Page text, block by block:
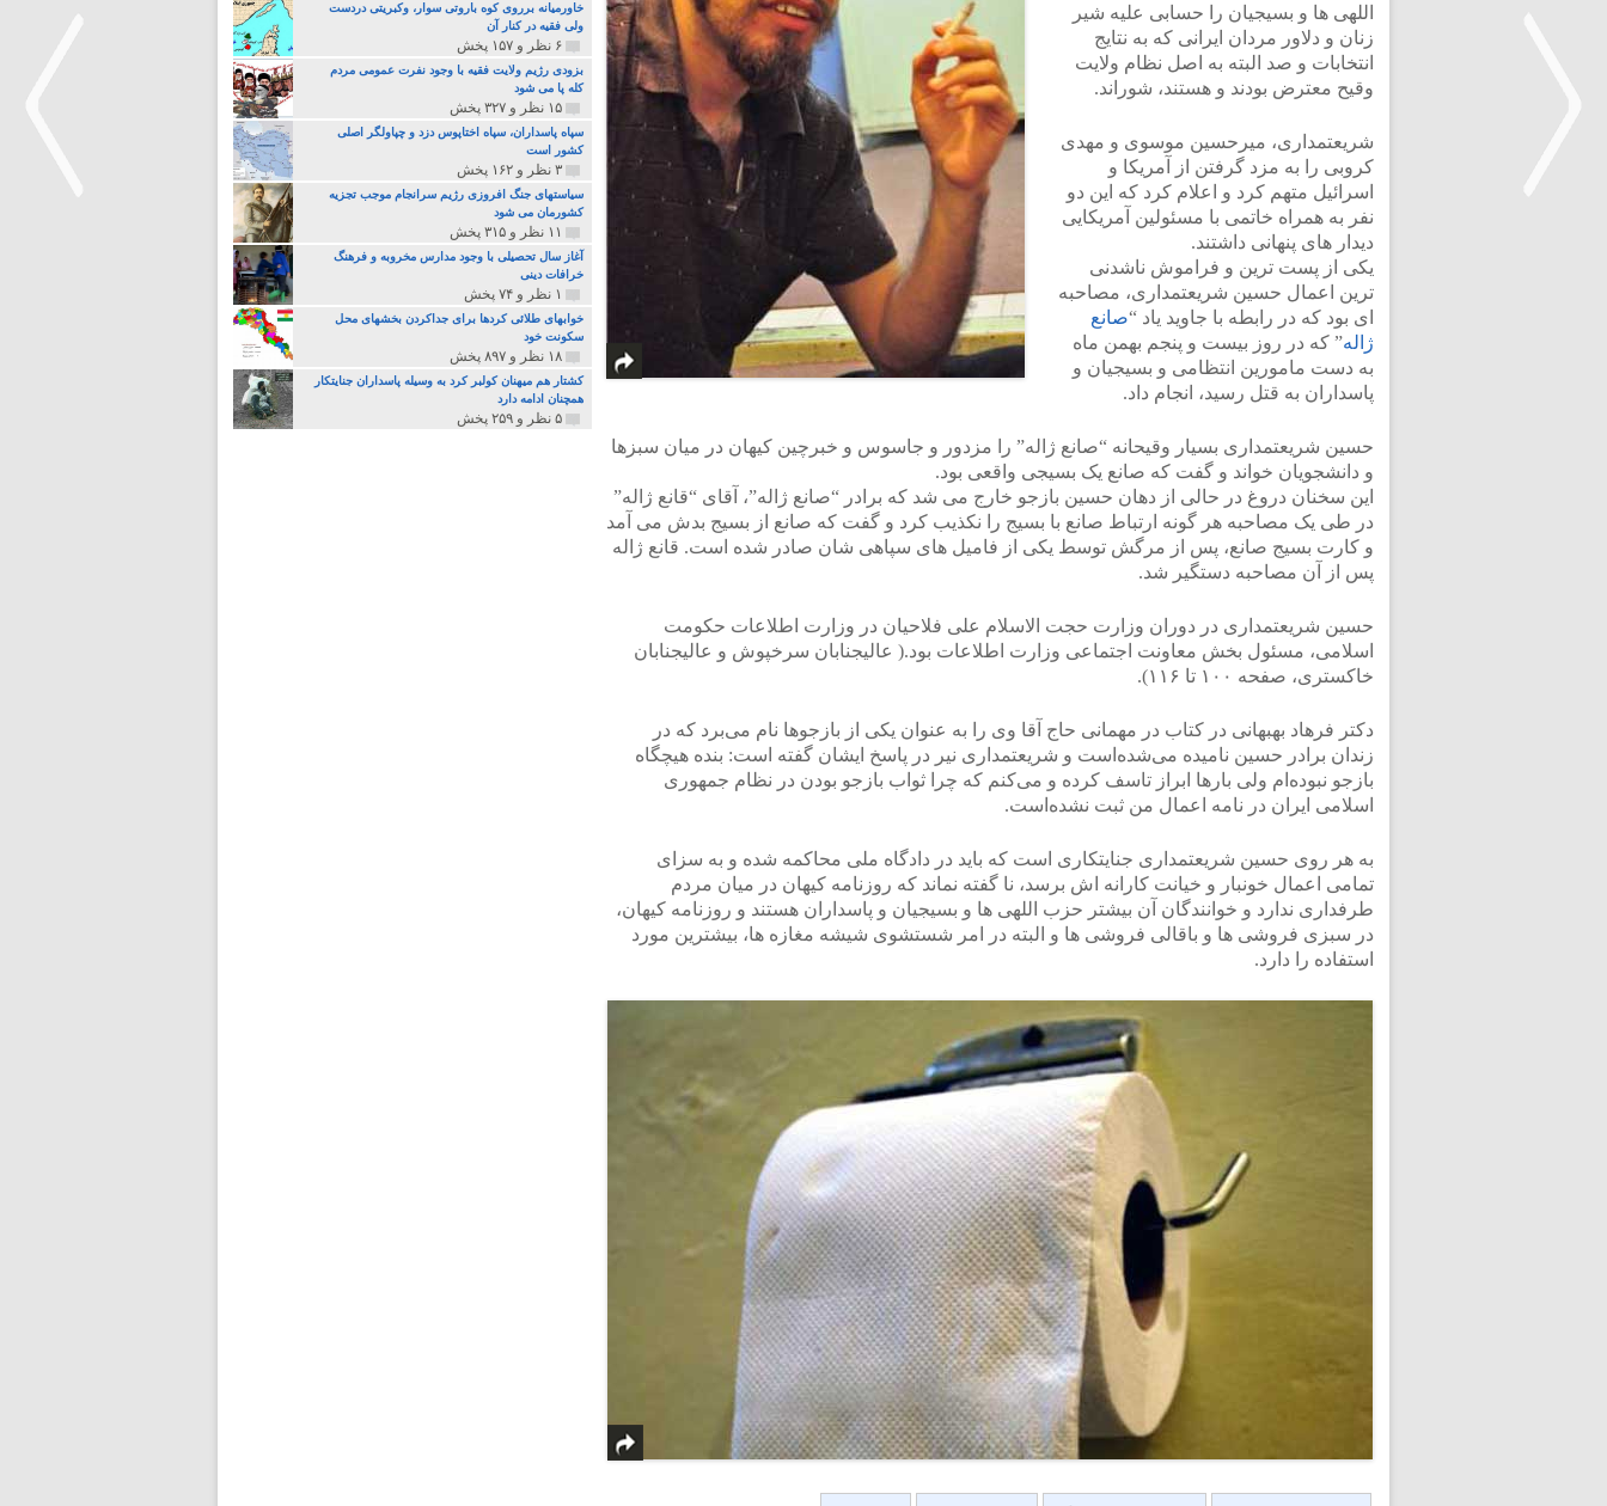
اللهی ها و بسیجیان را حسابی علیه شیر
زنان و دلاور مردان ایرانی که به نتایج
انتخابات و صد البته به اصل نظام ولایت
وقیح معترض بودند و هستند، شوراند.
شریعتمداری، میرحسین موسوی و مهدی
کروبی را به مزد گرفتن از آمریکا و
اسرائیل متهم کرد و اعلام کرد که این دو
نفر به همراه خاتمی با مسئولین آمریکایی
دیدار های پنهانی داشتند.
یکی از پست ترین و فراموش ناشدنی
ترین اعمال حسین شریعتمداری، مصاحبه
ای بود که در رابطه با جاوید یاد “صانع
ژاله” که در روز بیست و پنجم بهمن ماه
به دست مامورین انتظامی و بسیجیان و
پاسداران به قتل رسید، انجام داد.
حسین شریعتمداری بسیار وقیحانه “صانع ژاله” را مزدور و جاسوس و خبرچین کیهان در میان سبزها
و دانشجویان خواند و گفت که صانع یک بسیجی واقعی بود.
این سخنان دروغ در حالی از دهان حسین بازجو خارج می شد که برادر “صانع ژاله”، آقای “قانع ژاله”
در طی یک مصاحبه هر گونه ارتباط صانع با بسیج را نکذیب کرد و گفت که صانع از بسیج بدش می آمد
و کارت بسیج صانع، پس از مرگش توسط یکی از فامیل های سپاهی شان صادر شده است. قانع ژاله
پس از آن مصاحبه دستگیر شد.
حسین شریعتمداری در دوران وزارت حجت الاسلام علی فلاحیان در وزارت اطلاعات حکومت
اسلامی، مسئول بخش معاونت اجتماعی وزارت اطلاعات بود.( عالیجنابان سرخپوش و عالیجنابان
خاکستری، صفحه ۱۰۰ تا ۱۱۶).
دکتر فرهاد بهبهانی در کتاب در مهمانی حاج‌ آقا وی را به عنوان یکی از بازجوها نام می‌برد که در
زندان برادر حسین نامیده می‌شده‌است و شریعتمداری نیر در پاسخ ایشان گفته است: بنده هیچگاه
بازجو نبوده‌ام ولی بارها ابراز تاسف کرده و می‌کنم که چرا ثواب بازجو بودن در نظام جمهوری
اسلامی ایران در نامه اعمال من ثبت نشده‌است.
به هر روی حسین شریعتمداری جنایتکاری است که باید در دادگاه ملی محاکمه شده و به سزای
تمامی اعمال خونبار و خیانت کارانه اش برسد، نا گفته نماند که روزنامه کیهان در میان مردم
طرفداری ندارد و خوانندگان آن بیشتر حزب اللهی ها و بسیجیان و پاسداران هستند و روزنامه کیهان،
در سبزی فروشی ها و باقالی فروشی ها و البته در امر شستشوی شیشه مغازه ها، بیشترین مورد
استفاده را دارد.
خاورمیانه برروی کوه باروتی سوار، وکبریتی دردست
ولی فقیه در کنار آن
۶ نظر و ۱۵۷ پخش
بزودی رژیم ولایت فقیه با وجود نفرت عمومی مردم
کله پا می شود
۱۵ نظر و ۳۲۷ پخش
سپاه پاسداران، سپاه اختاپوس دزد و چپاولگر اصلی
کشور است
۳ نظر و ۱۶۲ پخش
سیاستهای جنگ افروزی رژیم سرانجام موجب تجزیه
کشورمان می شود
۱۱ نظر و ۳۱۵ پخش
آغاز سال تحصیلی با وجود مدارس مخروبه و فرهنگ
خرافات دینی
۱ نظر و ۷۴ پخش
خوابهای طلائی کردها برای جداکردن بخشهای محل
سکونت خود
۱۸ نظر و ۸۹۷ پخش
کشتار هم میهنان کولبر کرد به وسیله پاسداران جنایتکار
همچنان ادامه دارد
۵ نظر و ۲۵۹ پخش